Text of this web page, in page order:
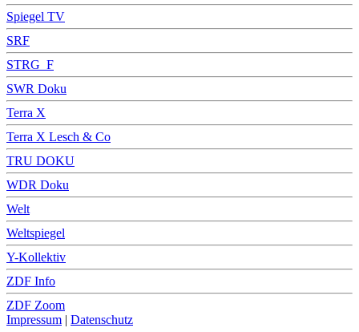
Spiegel TV
SRF
STRG_F
SWR Doku
Terra X
Terra X Lesch & Co
TRU DOKU
WDR Doku
Welt
Weltspiegel
Y-Kollektiv
ZDF Info
ZDF Zoom
Impressum | Datenschutz